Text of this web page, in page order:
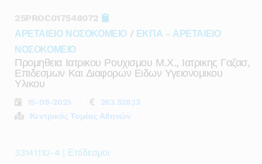
25PROC017548072
ΑΡΕΤΑΙΕΙΟ ΝΟΣΟΚΟΜΕΙΟ / ΕΚΠΑ - ΑΡΕΤΑΙΕΙΟ
ΝΟΣΟΚΟΜΕΙΟ
Προμηθεια Ιατρικου Ρουχισμου Μ.χ., Ιατρικης Γαζασ,
Επιδεσμων Και Διαφορων Ειδων Υγειονομικου
Υλικου
15-09-2025
263.528,13
Κεντρικός Τομέας Αθηνών
33141110-4 | Επίδεσμοι